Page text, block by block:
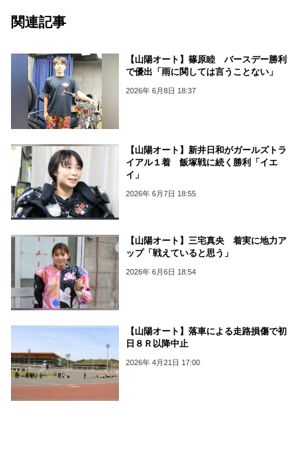
関連記事
【山陽オート】篠原睦 バースデー勝利
で優出「雨に関しては言うことない」
2026年 6月8日 18:37
【山陽オート】新井日和がガールズトラ
イアル１着 飯塚戦に続く勝利「イエ
イ」
2026年 6月7日 18:55
【山陽オート】三宅真央 着実に地力ア
ップ「戦えていると思う」
2026年 6月6日 18:54
【山陽オート】落車による走路損傷で初
日８Ｒ以降中止
2026年 4月21日 17:00